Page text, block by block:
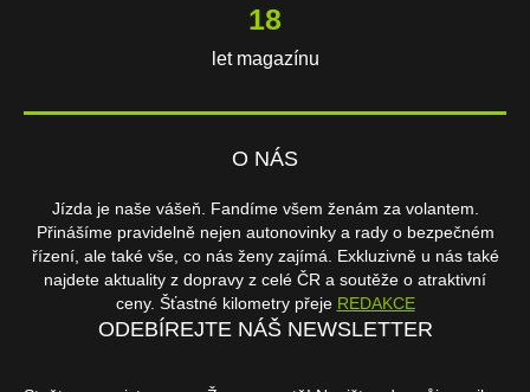
18
let magazínu
O NÁS
Jízda je naše vášeň. Fandíme všem ženám za volantem.
Přinášíme pravidelně nejen autonovinky a rady o bezpečném
řízení, ale také vše, co nás ženy zajímá. Exkluzivně u nás také
najdete aktuality z dopravy z celé ČR a soutěže o atraktivní
ceny. Šťastné kilometry přeje REDAKCE
ODEBÍREJTE NÁŠ NEWSLETTER